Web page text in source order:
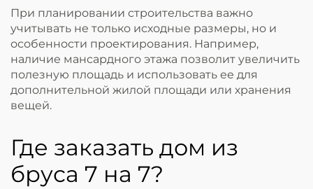
При планировании строительства важно
учитывать не только исходные размеры, но и
особенности проектирования. Например,
наличие мансардного этажа позволит увеличить
полезную площадь и использовать ее для
дополнительной жилой площади или хранения
вещей.
Где заказать дом из
бруса 7 на 7?